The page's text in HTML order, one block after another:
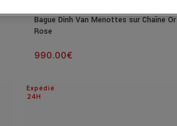
Bague Dinh Van Menottes sur Chaîne Or
Rose
990.00€
24H
Expédié